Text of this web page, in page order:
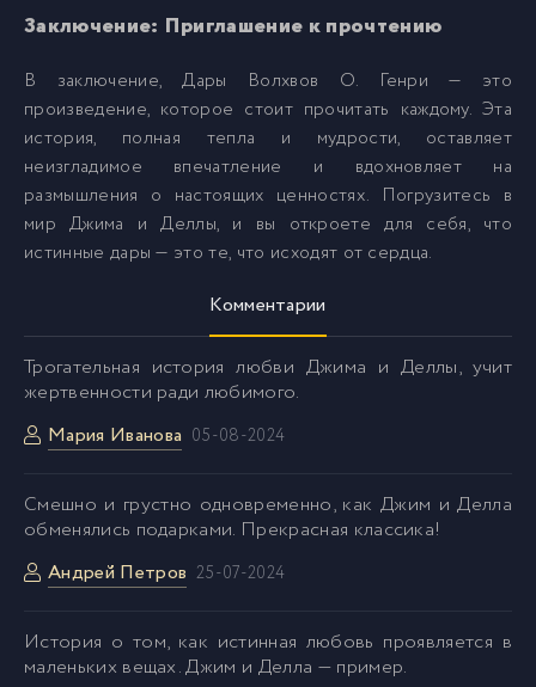
Заключение: Приглашение к прочтению
В заключение, Дары Волхвов О. Генри — это
произведение, которое стоит прочитать каждому. Эта
история, полная тепла и мудрости, оставляет
неизгладимое впечатление и вдохновляет на
размышления о настоящих ценностях. Погрузитесь в
мир Джима и Деллы, и вы откроете для себя, что
истинные дары — это те, что исходят от сердца.
Комментарии
Трогательная история любви Джима и Деллы, учит
жертвенности ради любимого.
Мария Иванова 05-08-2024
Смешно и грустно одновременно, как Джим и Делла
обменялись подарками. Прекрасная классика!
Андрей Петров 25-07-2024
История о том, как истинная любовь проявляется в
маленьких вещах. Джим и Делла — пример.